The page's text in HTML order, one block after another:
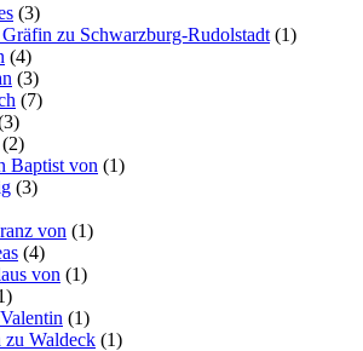
(3)
zu Schwarzburg-Rudolstadt (1)
(4)
(3)
(7)
(2)
Baptist von (1)
(3)
von (1)
(4)
von (1)
(1)
zu Waldeck (1)